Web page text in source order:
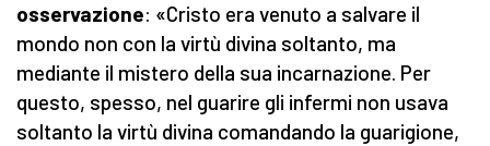
osservazione: «Cristo era venuto a salvare il
mondo non con la virtù divina soltanto, ma
mediante il mistero della sua incarnazione. Per
questo, spesso, nel guarire gli infermi non usava
soltanto la virtù divina comandando la guarigione,